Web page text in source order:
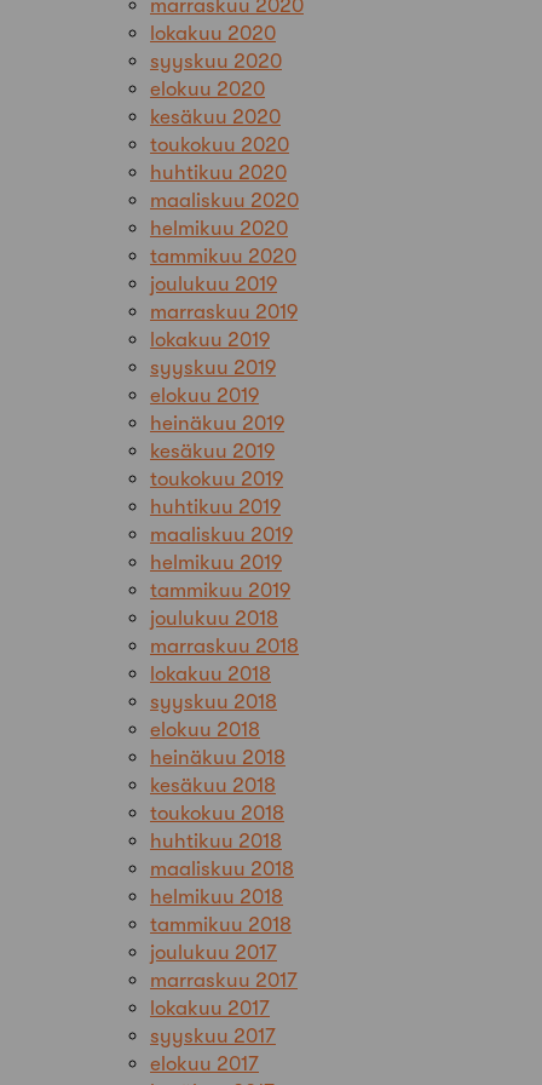
marraskuu 2020
lokakuu 2020
syyskuu 2020
elokuu 2020
kesäkuu 2020
toukokuu 2020
huhtikuu 2020
maaliskuu 2020
helmikuu 2020
tammikuu 2020
joulukuu 2019
marraskuu 2019
lokakuu 2019
syyskuu 2019
elokuu 2019
heinäkuu 2019
kesäkuu 2019
toukokuu 2019
huhtikuu 2019
maaliskuu 2019
helmikuu 2019
tammikuu 2019
joulukuu 2018
marraskuu 2018
lokakuu 2018
syyskuu 2018
elokuu 2018
heinäkuu 2018
kesäkuu 2018
toukokuu 2018
huhtikuu 2018
maaliskuu 2018
helmikuu 2018
tammikuu 2018
joulukuu 2017
marraskuu 2017
lokakuu 2017
syyskuu 2017
elokuu 2017